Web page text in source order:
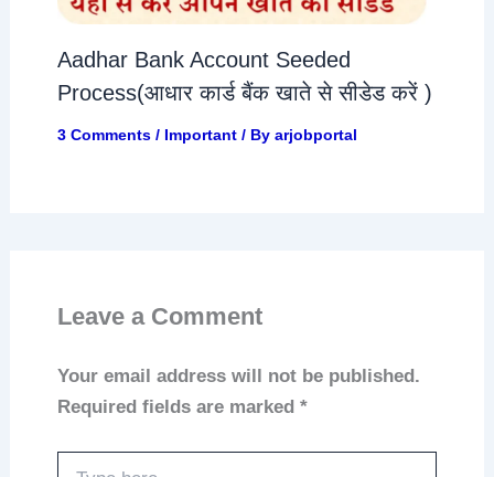
Aadhar Bank Account Seeded
Process(आधार कार्ड बैंक खाते से सीडेड करें )
3 Comments / Important/ By arjobportal
Leave a Comment
Your email address will not be published.
Required fields are marked *